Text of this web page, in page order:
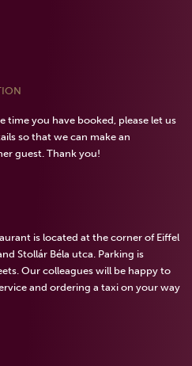
time you have booked, please let us
so that we can make an
guest. Thank you!
is located at the corner of Eiffel
Stollár Béla utca. Parking is
Our colleagues will be happy to
and ordering a taxi on your way